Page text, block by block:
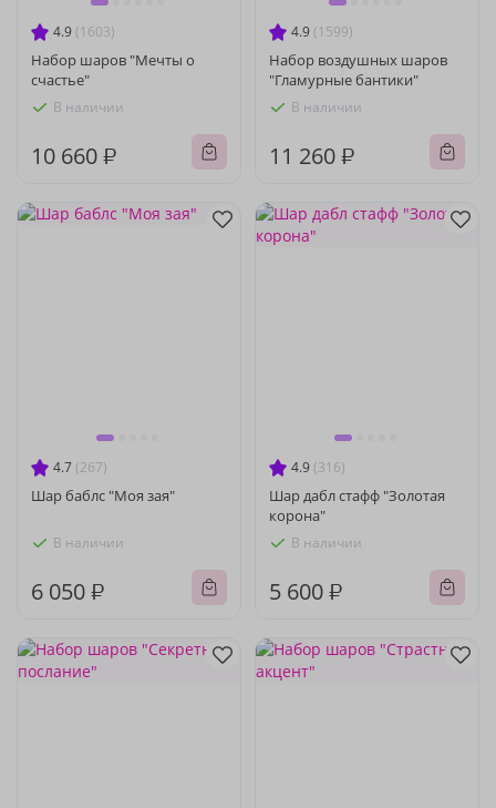
4.9 (1603)
Набор шаров "Мечты о
счастье"
В наличии
10 660 ₽
4.9 (1599)
Набор воздушных шаров
"Гламурные бантики"
В наличии
11 260 ₽
4.7 (267)
Шар баблс "Моя зая"
В наличии
6 050 ₽
4.9 (316)
Шар дабл стафф "Золотая
корона"
В наличии
5 600 ₽